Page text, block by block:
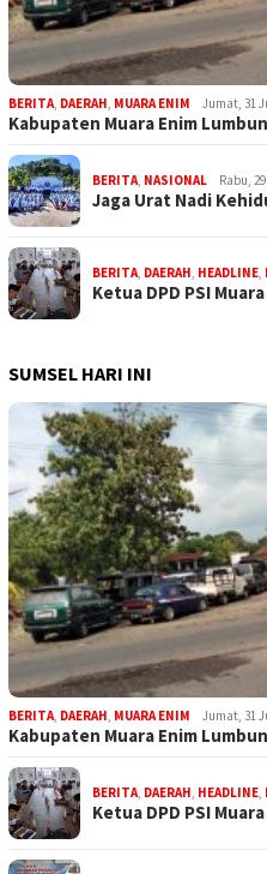
BERITA DAERAH MUARA ENIM Jumat, 31
Kabupaten Muara Enim
BERITA NASIONAL Rabu,
Jaga Urat Nadi
BERITA DAERAH HEADLINE
Ketua DPD PSI
SUMSEL HARI INI
BERITA DAERAH MUARA ENIM Jumat, 31
Kabupaten Muara Enim
BERITA DAERAH HEADLINE
Ketua DPD PSI